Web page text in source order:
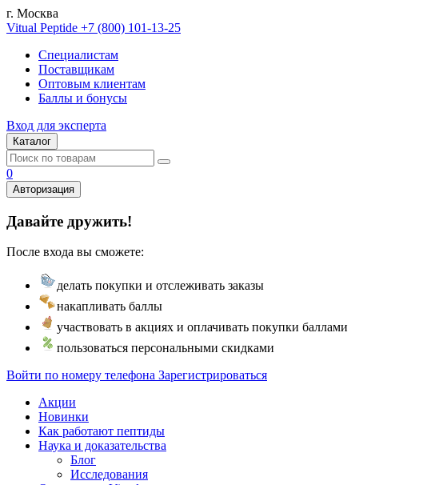
г. Москва
Vitual Peptide +7 (800) 101-13-25
Специалистам
Поставщикам
Оптовым клиентам
Баллы и бонусы
Вход для эксперта
Каталог
0
Авторизация
Давайте дружить!
После входа вы сможете:
делать покупки и отслеживать заказы
накапливать баллы
участвовать в акциях и оплачивать покупки баллами
пользоваться персональными скидками
Войти по номеру телефона Зарегистрироваться
Акции
Новинки
Как работают пептиды
Наука и доказательства
Блог
Исследования